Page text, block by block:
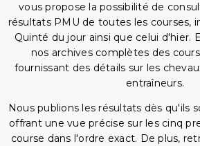
vous propose la possibilité de
résultats PMU de toutes les courses,
Quinté du jour ainsi que celui d'hier.
nos archives complètes des
fournissant des détails sur les
entraîneurs.
Nous publions les résultats dès qu'ils
offrant une vue précise sur les cinq
course dans l'ordre exact. De plus,